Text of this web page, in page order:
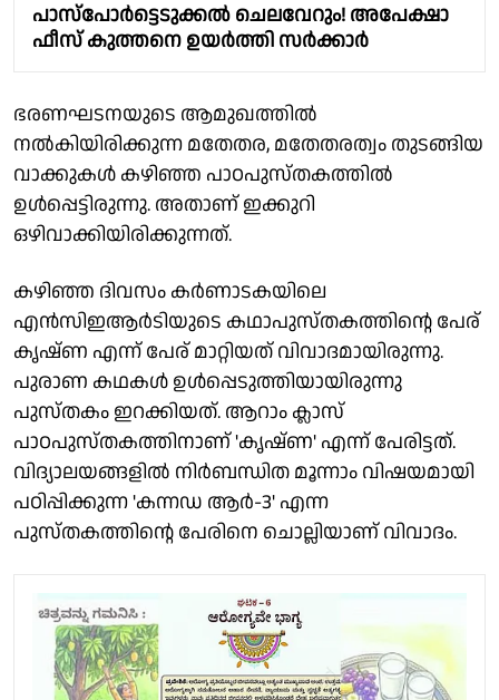
പാസ്പോർട്ടെടുക്കൽ ചെലവേറും! അപേക്ഷാ
ഫീസ് കുത്തനെ ഉയർത്തി സർക്കാർ
ഭരണഘടനയുടെ ആമുഖത്തില്‍
നല്‍കിയിരിക്കുന്ന മതേതര, മതേതരത്വം തുടങ്ങിയ
വാക്കുകള്‍ കഴിഞ്ഞ പാഠപുസ്തകത്തില്‍
ഉള്‍പ്പെട്ടിരുന്നു. അതാണ് ഇക്കുറി
ഒഴിവാക്കിയിരിക്കുന്നത്.
കഴിഞ്ഞ ദിവസം കര്‍ണാടകയിലെ
എന്‍സിഇആര്‍ടിയുടെ കഥാപുസ്തകത്തിന്റെ പേര്
കൃഷ്ണ എന്ന് പേര് മാറ്റിയത് വിവാദമായിരുന്നു.
പുരാണ കഥകള്‍ ഉള്‍പ്പെടുത്തിയായിരുന്നു
പുസ്തകം ഇറക്കിയത്. ആറാം ക്ലാസ്
പാഠപുസ്തകത്തിനാണ് 'കൃഷ്ണ' എന്ന് പേരിട്ടത്.
വിദ്യാലയങ്ങളില്‍ നിര്‍ബന്ധിത മൂന്നാം വിഷയമായി
പഠിപ്പിക്കുന്ന 'കന്നഡ ആര്‍-3' എന്ന
പുസ്തകത്തിന്റെ പേരിനെ ചൊല്ലിയാണ് വിവാദം.